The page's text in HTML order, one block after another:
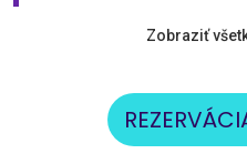
Zobraziť